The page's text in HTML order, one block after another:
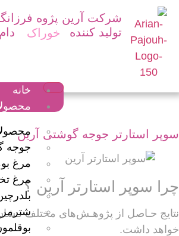
شرکت آرین پژوه
تولید کننده
خوراک
خانه
جوجه
مرغ
مرغ
سوپر استارتر جوجه گوشتی آرین
چرا سوپر استارتر آرین ؟
نتایج حـاصل از پژوهـش‌ها‌ی مختلف
خواهد داشت.